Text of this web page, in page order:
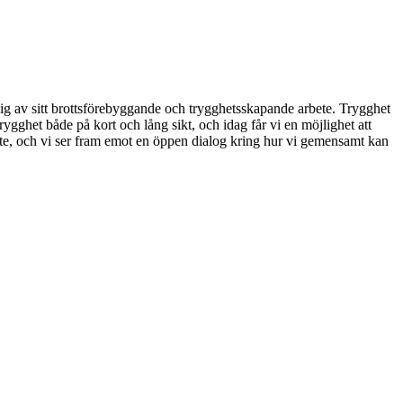
av sitt brottsförebyggande och trygghetsskapande arbete. Trygghet
både på kort och lång sikt, och idag får vi en möjlighet att
och vi ser fram emot en öppen dialog kring hur vi gemensamt kan